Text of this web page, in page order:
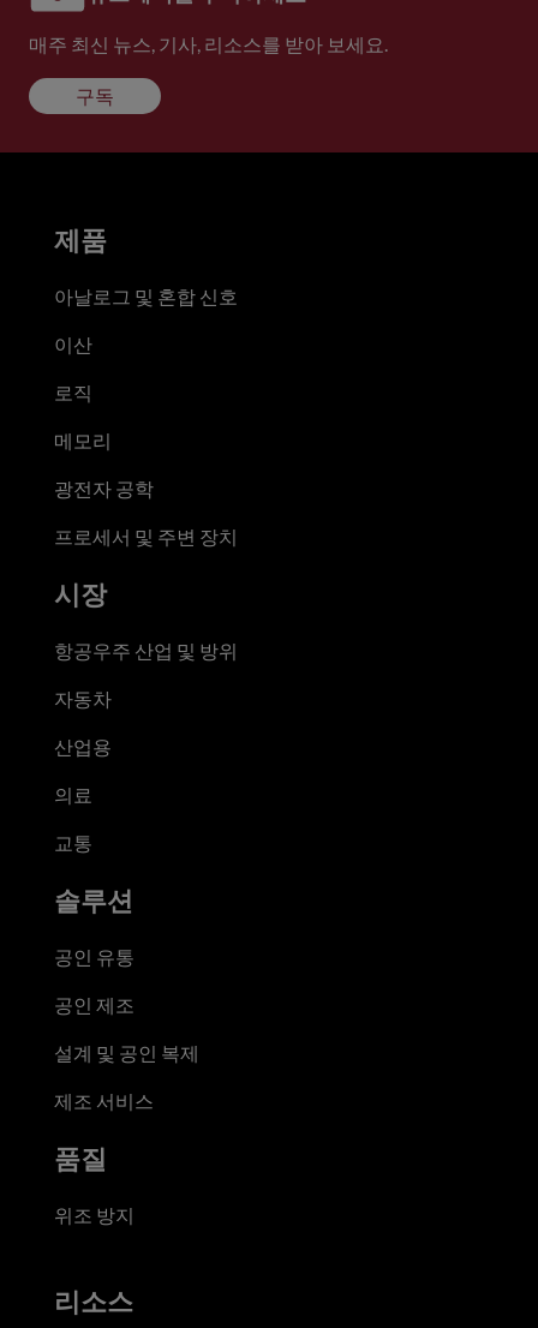
매주 최신 뉴스, 기사, 리소스를 받아 보세요.
구독
제품
아날로그 및 혼합 신호
이산
로직
메모리
광전자 공학
프로세서 및 주변 장치
시장
항공우주 산업 및 방위
자동차
산업용
의료
교통
솔루션
공인 유통
공인 제조
설계 및 공인 복제
제조 서비스
품질
위조 방지
리소스